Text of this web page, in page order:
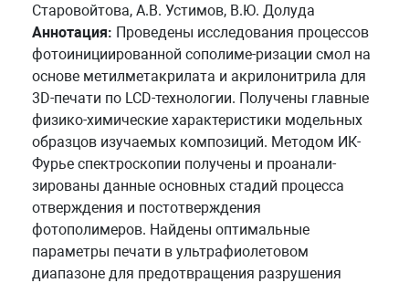
Старовойтова, А.В. Устимов, В.Ю. Долуда
Аннотация: Проведены исследования процессов
фотоинициированной сополиме-ризации смол на
основе метилметакрилата и акрилонитрила для
3D-печати по LCD-технологии. Получены главные
физико-химические характеристики модельных
образцов изучаемых композиций. Методом ИК-
Фурье спектроскопии получены и проанали-
зированы данные основных стадий процесса
отверждения и постотверждения
фотополимеров. Найдены оптимальные
параметры печати в ультрафиолетовом
диапазоне для предотвращения разрушения